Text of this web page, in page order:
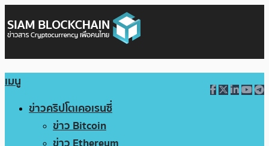
เมนู
ข่าวคริปโตเคอเรนซี่
ข่าว Bitcoin